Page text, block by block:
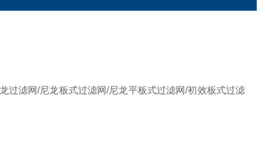
过滤网/尼龙板式过滤网/尼龙平板式过滤网/初效板式过滤